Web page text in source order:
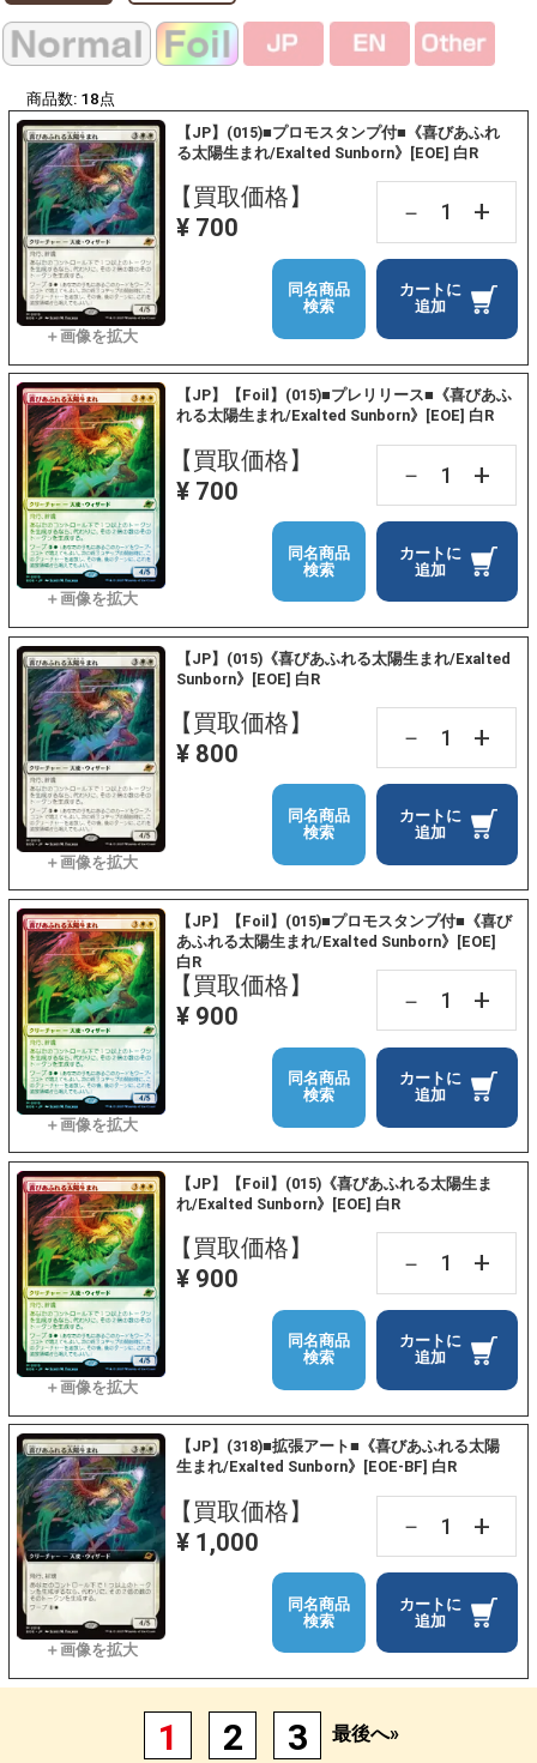
商品数: 18点
【JP】(015)■プロモスタンプ付■《喜びあふれ
る太陽生まれ/Exalted Sunborn》[EOE] 白R
【買取価格】
¥ 700
－ +
カートに
追加
同名商品
検索
【JP】【Foil】(015)■プレリリース■《喜びあふ
れる太陽生まれ/Exalted Sunborn》[EOE] 白R
【買取価格】
¥ 700
－ +
カートに
追加
同名商品
検索
【JP】(015)《喜びあふれる太陽生まれ/Exalted
Sunborn》[EOE] 白R
【買取価格】
¥ 800
－ +
カートに
追加
同名商品
検索
【JP】【Foil】(015)■プロモスタンプ付■《喜び
あふれる太陽生まれ/Exalted Sunborn》[EOE]
白R
【買取価格】
¥ 900
－ +
カートに
追加
同名商品
検索
【JP】【Foil】(015)《喜びあふれる太陽生ま
れ/Exalted Sunborn》[EOE] 白R
【買取価格】
¥ 900
－ +
カートに
追加
同名商品
検索
【JP】(318)■拡張アート■《喜びあふれる太陽
生まれ/Exalted Sunborn》[EOE-BF] 白R
【買取価格】
¥ 1,000
－ +
カートに
追加
同名商品
検索
1 2 3 最後へ»